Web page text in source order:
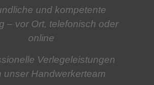
und kompetente
– vor Ort, telefonisch oder
online
Verlegeleistungen
unser Handwerkerteam